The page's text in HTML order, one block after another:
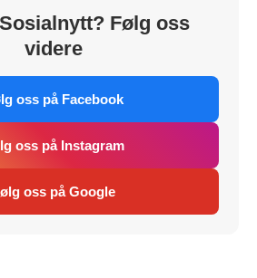
Følg oss
videre
oss på Facebook
oss på Instagram
oss på Google